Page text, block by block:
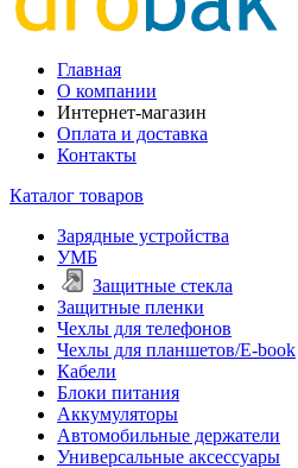
Главная
О компании
Интернет-магазин
Оплата и доставка
Контакты
Каталог товаров
Зарядные устройства
УМБ
Защитные стекла
Защитные пленки
Чехлы для телефонов
Чехлы для планшетов/E-book
Кабели
Блоки питания
Аккумуляторы
Автомобильные держатели
Универсальные аксессуары